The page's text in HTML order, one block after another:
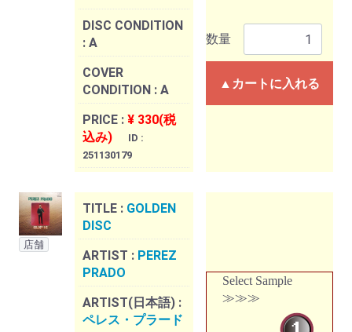
DISC CONDITION
: A
COVER
CONDITION : A
PRICE : ¥ 330(税
込み)
ID :
251130179
数量
▲カートに入れる
店舗
TITLE : GOLDEN
DISC
ARTIST : PEREZ
PRADO
ARTIST(日本語) :
ペレス・プラード
Select Sample
≫≫≫